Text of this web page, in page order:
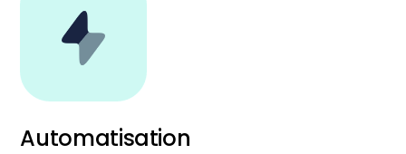
Automatisation